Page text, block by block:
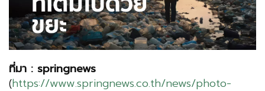
ที่มา : springnews
(https://www.springnews.co.th/news/photo-